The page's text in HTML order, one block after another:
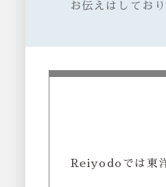
お伝えはしてお
Reiyodoでは東